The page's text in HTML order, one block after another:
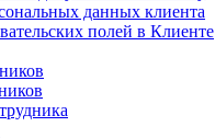
данных клиента
полей в Клиенте